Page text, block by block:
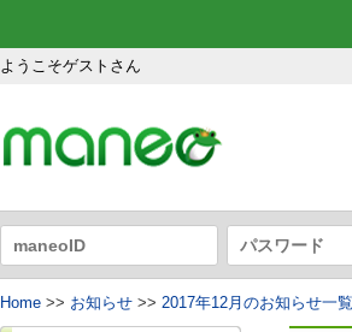
ようこそゲストさん
Home >> お知らせ >> 2017年12月のお知らせ一覧